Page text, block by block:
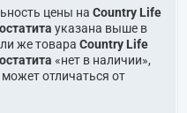
цены на Country Life
указана выше в
же товара Country Life
«нет в наличии»,
отличаться от